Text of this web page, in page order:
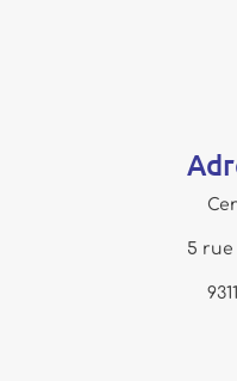
5 rue